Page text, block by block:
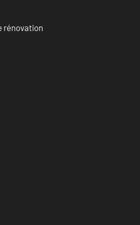
rénovation